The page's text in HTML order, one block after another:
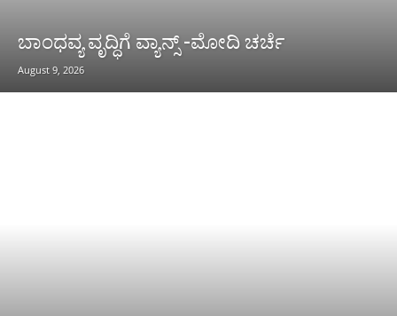
ಬಾಂಧವ್ಯ ವೃದ್ಧಿಗೆ ವ್ಯಾನ್ಸ್ -ಮೋದಿ ಚರ್ಚೆ
August 9, 2026